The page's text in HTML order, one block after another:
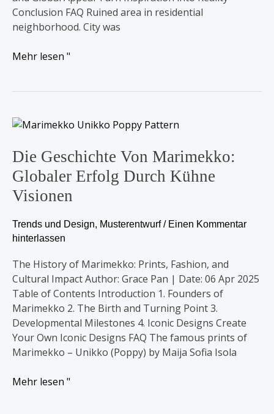
Conclusion FAQ Ruined area in residential
neighborhood. City was
Mehr lesen "
Die Geschichte Von Marimekko:
Globaler Erfolg Durch Kühne
Visionen
Trends und Design, Musterentwurf/ Einen Kommentar
hinterlassen
The History of Marimekko: Prints, Fashion, and
Cultural Impact Author: Grace Pan | Date: 06 Apr 2025
Table of Contents Introduction 1. Founders of
Marimekko 2. The Birth and Turning Point 3.
Developmental Milestones 4. Iconic Designs Create
Your Own Iconic Designs FAQ The famous prints of
Marimekko – Unikko (Poppy) by Maija Sofia Isola
Die
von
Marimekko:
Globaler
Erfolg
kühne
Visionen
Mehr lesen "